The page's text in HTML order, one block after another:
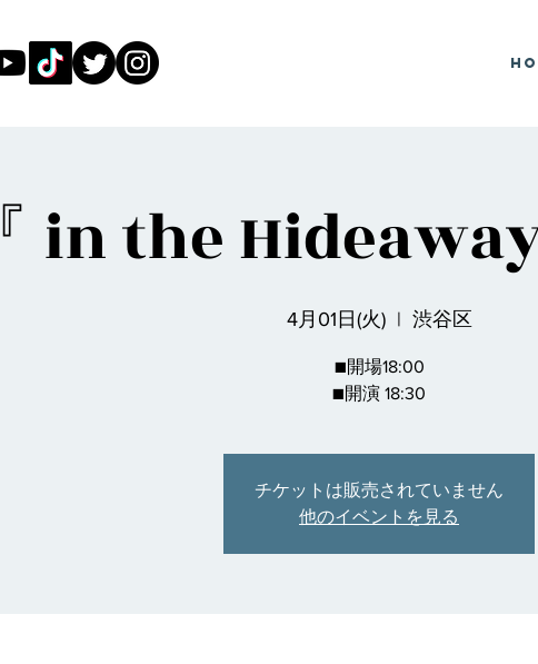
『 in the
4月01日(火)
  |
渋谷区
■開場18:00
■開演 18:30
チケットは販売されていません
他のイベントを見る